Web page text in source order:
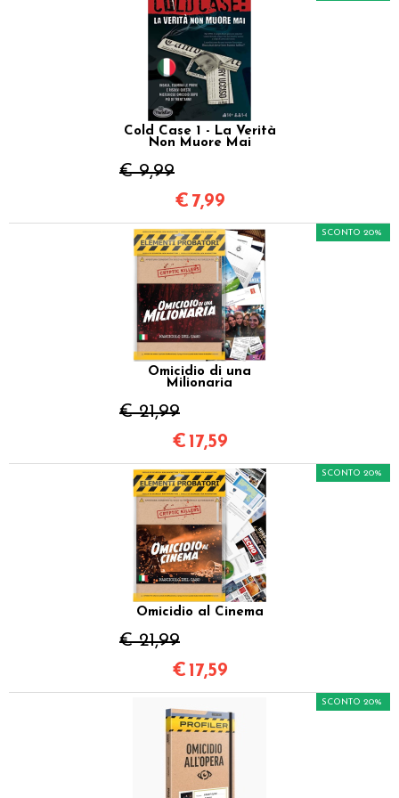
Cold Case 1 - La Verità
Non Muore Mai
€ 9,99
€ 7,99
Omicidio di una
Milionaria
€ 21,99
SCONTO 20%
€ 17,59
Omicidio al Cinema
€ 21,99
SCONTO 20%
€ 17,59
SCONTO 20%